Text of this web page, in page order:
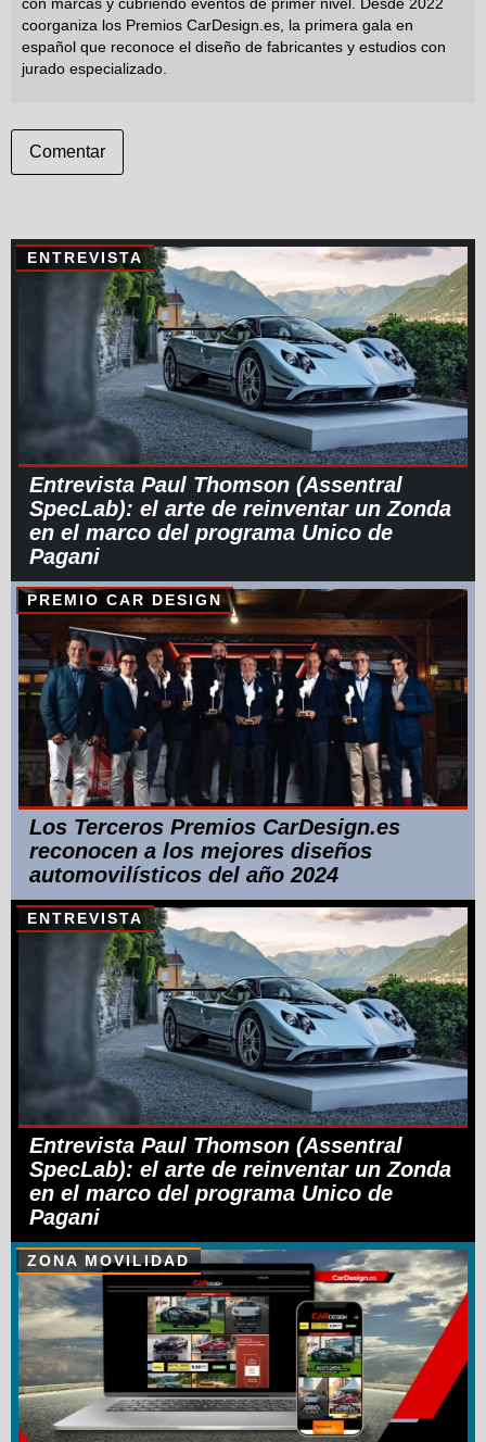
con marcas y cubriendo eventos de primer nivel. Desde 2022
coorganiza los Premios CarDesign.es, la primera gala en
español que reconoce el diseño de fabricantes y estudios con
jurado especializado.
Comentar
ENTREVISTA
Entrevista Paul Thomson (Assentral
SpecLab): el arte de reinventar un Zonda
en el marco del programa Unico de
Pagani
PREMIO CAR DESIGN
Los Terceros Premios CarDesign.es
reconocen a los mejores diseños
automovilísticos del año 2024
ENTREVISTA
Entrevista Paul Thomson (Assentral
SpecLab): el arte de reinventar un Zonda
en el marco del programa Unico de
Pagani
ZONA MOVILIDAD